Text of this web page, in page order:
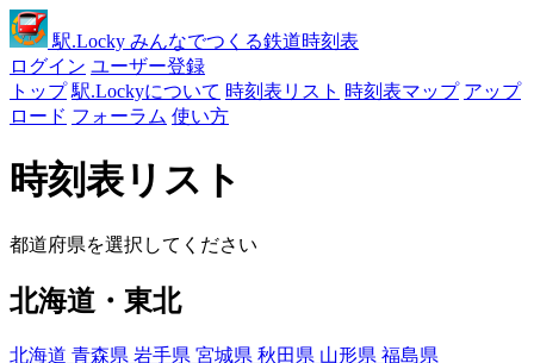
駅.Locky みんなでつくる鉄道時刻表
ログイン ユーザー登録
トップ 駅.Lockyについて 時刻表リスト 時刻表マップ アップ
ロード フォーラム 使い方
時刻表リスト
都道府県を選択してください
北海道・東北
北海道 青森県 岩手県 宮城県 秋田県 山形県 福島県